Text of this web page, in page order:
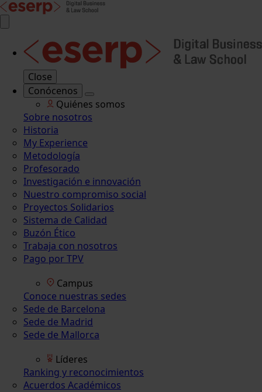
Close
Conócenos
Quiénes somos
Sobre nosotros
Historia
My Experience
Metodología
Profesorado
Investigación e innovación
Nuestro compromiso social
Proyectos Solidarios
Sistema de Calidad
Buzón Ético
Trabaja con nosotros
Pago por TPV
Campus
Conoce nuestras sedes
Sede de Barcelona
Sede de Madrid
Sede de Mallorca
Líderes
Ranking y reconocimientos
Acuerdos Académicos